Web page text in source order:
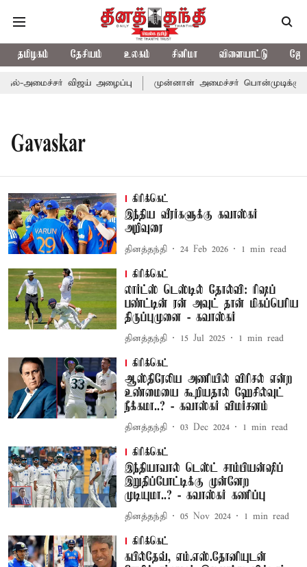
தமிழகம் தேசியம் உலகம் சினிமா விளையாட்டு
அமைச்சர் விஜய் அழைப்பு முன்னாள் அமைச்சர் பொன்முடிக்கு
Gavaskar
கிரிக்கெட்
இந்திய வீரர்களுக்கு கவாஸ்கர்
அறிவுரை
தினத்தந்தி 24 Feb 2026 1 min read
கிரிக்கெட்
லார்ட்ஸ் டெஸ்டில் தோல்வி: ரிஷப்
பண்ட்டின் ரன் அவுட் தான் மிகப்பெரிய
திருப்புமுனை - கவாஸ்கர்
தினத்தந்தி 15 Jul 2025 1 min read
கிரிக்கெட்
ஆஸ்திரேலிய அணியில் விரிசல் என்ற
உண்மையை கூறியதால் ஹேசில்வுட்
நீக்கமா..? - கவாஸ்கர் விமர்சனம்
தினத்தந்தி 03 Dec 2024 1 min read
கிரிக்கெட்
இந்தியாவால் டெஸ்ட் சாம்பியன்ஷிப்
இறுதிப்போட்டிக்கு முன்னேற
முடியுமா..? - கவாஸ்கர் கணிப்பு
தினத்தந்தி 05 Nov 2024 1 min read
கிரிக்கெட்
கபில்தேவ், எம்.எஸ்.தோனியுடன்